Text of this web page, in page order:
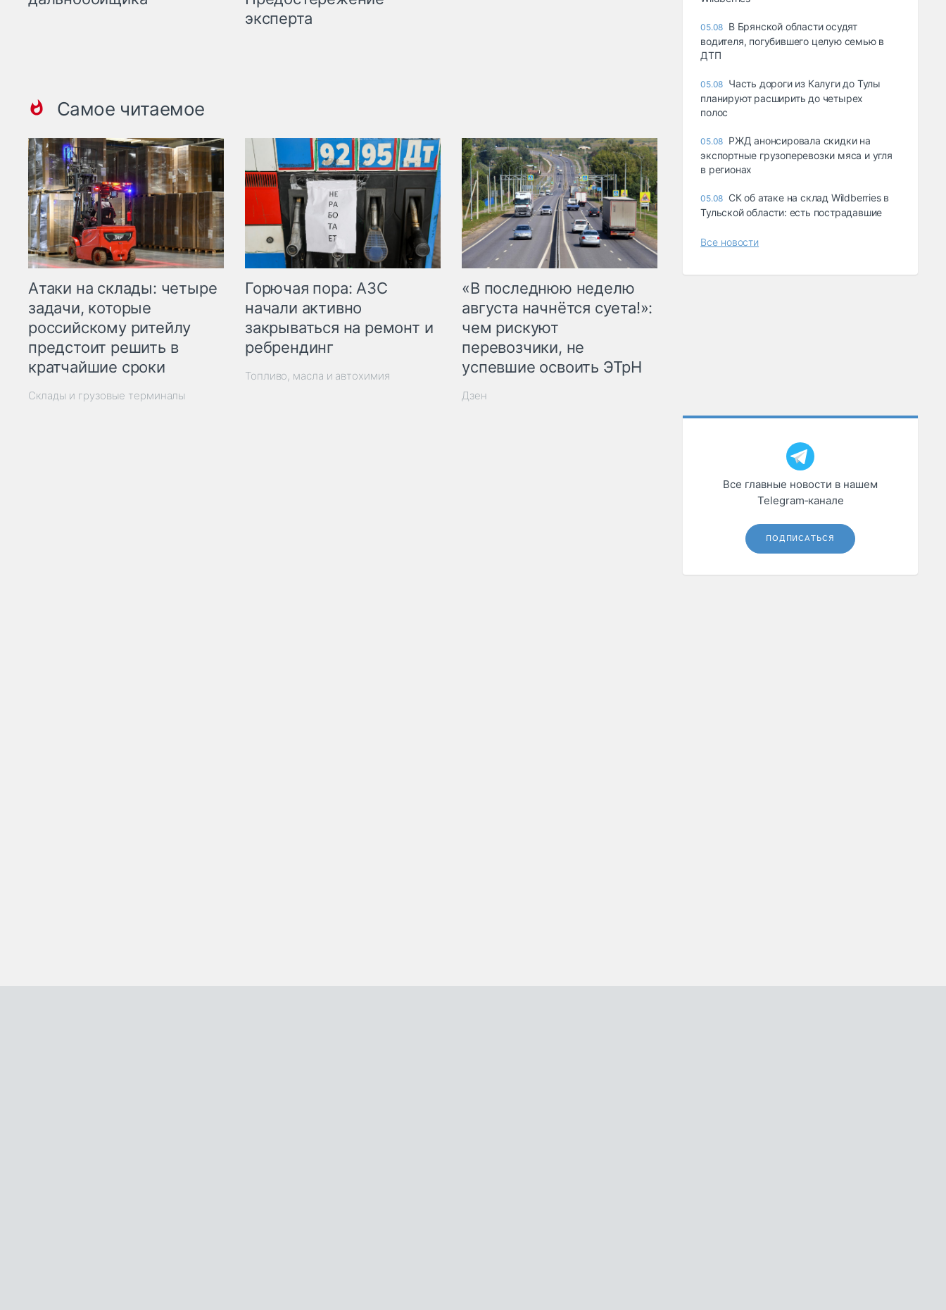
эксперта
Самое читаемое
Атаки на склады: четыре
задачи, которые
российскому ритейлу
предстоит решить в
кратчайшие сроки
Склады и грузовые терминалы
Горючая пора: АЗС
начали активно
закрываться на ремонт и
ребрендинг
Топливо, масла и автохимия
«В последнюю неделю
августа начнётся суета!»:
чем рискуют
перевозчики, не
успевшие освоить ЭТрН
Дзен
05.08 В Брянской области осудят
водителя, погубившего целую семью в
ДТП
05.08 Часть дороги из Калуги до Тулы
планируют расширить до четырех
полос
05.08 РЖД анонсировала скидки на
экспортные грузоперевозки мяса и угля
в регионах
05.08 СК об атаке на склад Wildberries в
Тульской области: есть пострадавшие
Все новости
Все главные новости в нашем
Telegram‑канале
ПОДПИСАТЬСЯ